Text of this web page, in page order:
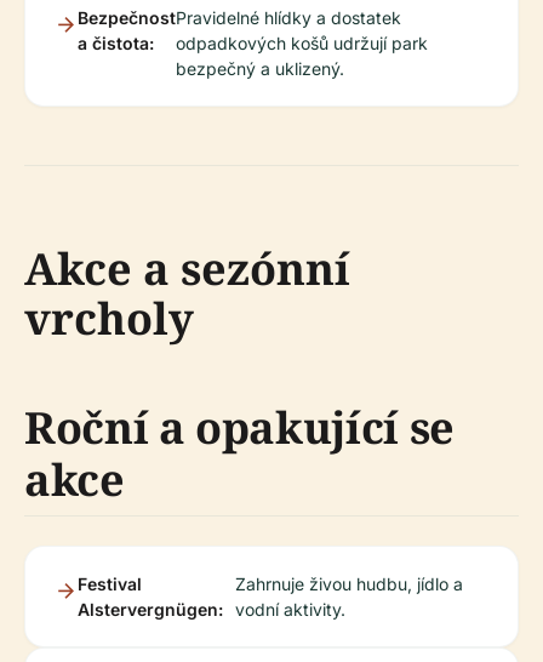
Bezpečnost
a čistota:
Pravidelné hlídky a dostatek
odpadkových košů udržují park
bezpečný a uklizený.
Akce a sezónní
vrcholy
Roční a opakující se
akce
Festival
Alstervergnügen:
Zahrnuje živou hudbu, jídlo a
vodní aktivity.